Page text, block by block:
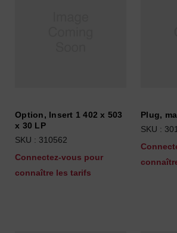
Option, Insert 1 402 x 503
x 30 LP
SKU : 310562
Connectez-vous pour
connaître les tarifs
Plug,
SKU :